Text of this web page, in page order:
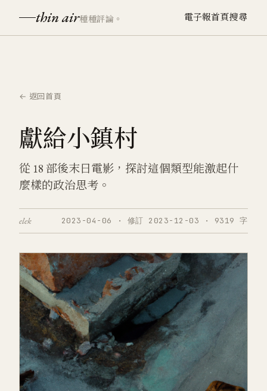
thin air種種評論。 電子報首頁搜尋
← 返回首頁
獻給小鎮村
從 18 部後末日電影，探討這個類型能激起什
麼樣的政治思考。
elek 2023-04-06 · 修訂 2023-12-03 · 9319 字